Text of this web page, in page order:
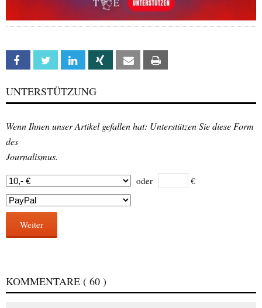
Facebook Twitter Linkedin Xing Email
UNTERSTÜTZUNG
Wenn Ihnen unser Artikel gefallen hat: Unterstützen Sie diese Form
des
Journalismus.
oder €
Weiter
KOMMENTARE ( 60 )